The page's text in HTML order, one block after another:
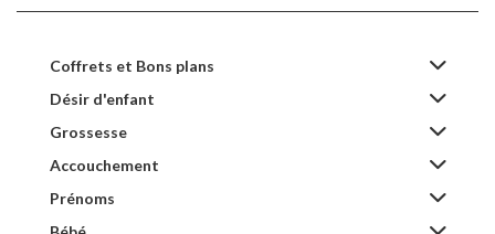
Coffrets et Bons plans
Désir d'enfant
Grossesse
Accouchement
Prénoms